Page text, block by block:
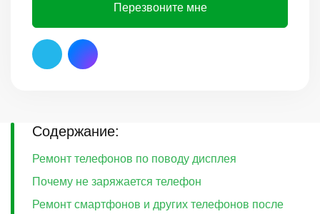
Перезвоните мне
Содержание:
Ремонт телефонов по поводу дисплея
Почему не заряжается телефон
Ремонт смартфонов и других телефонов после